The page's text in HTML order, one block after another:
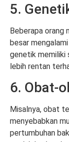
5.
Beberapa orang
besar
genetik memiliki
lebih rentan
6. Obat-
Misalnya, obat
menyebabkan
pertumbuhan